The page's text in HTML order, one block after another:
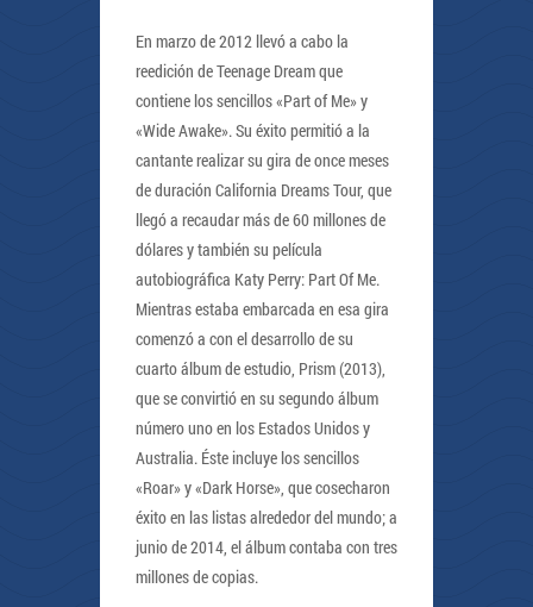
En marzo de 2012 llevó a cabo la
reedición de Teenage Dream que
contiene los sencillos «Part of Me» y
«Wide Awake». Su éxito permitió a la
cantante realizar su gira de once meses
de duración California Dreams Tour, que
llegó a recaudar más de 60 millones de
dólares y también su película
autobiográfica Katy Perry: Part Of Me.
Mientras estaba embarcada en esa gira
comenzó a con el desarrollo de su
cuarto álbum de estudio, Prism (2013),
que se convirtió en su segundo álbum
número uno en los Estados Unidos y
Australia. Éste incluye los sencillos
«Roar» y «Dark Horse», que cosecharon
éxito en las listas alrededor del mundo; a
junio de 2014, el álbum contaba con tres
millones de copias.